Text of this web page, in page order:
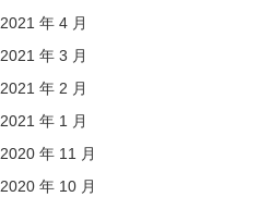
2021 年 4 月
2021 年 3 月
2021 年 2 月
2021 年 1 月
2020 年 11 月
2020 年 10 月